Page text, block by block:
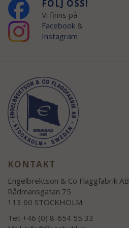
FÖLJ OSS!
Vi finns på
Facebook&
Instagram
KONTAKT
Engelbrektson & Co Flaggfabrik AB
Rådmansgatan 75
113 60 STOCKHOLM
Tel: +46 (0) 8-654 55 33